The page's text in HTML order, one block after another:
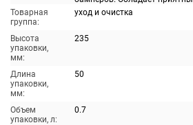
Товарная
группа:
уход и очистка
Высота
упаковки,
мм:
235
Длина
упаковки,
мм:
50
Объем
упаковки, л:
0.7